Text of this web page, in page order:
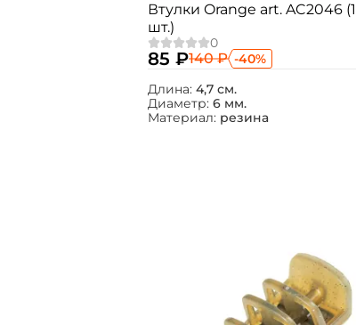
Втулки Orange art. AC2046
шт.)
85 ₽140 ₽ -40%
Длина: 4,7 см.
Диаметр: 6 мм.
Материал: резина